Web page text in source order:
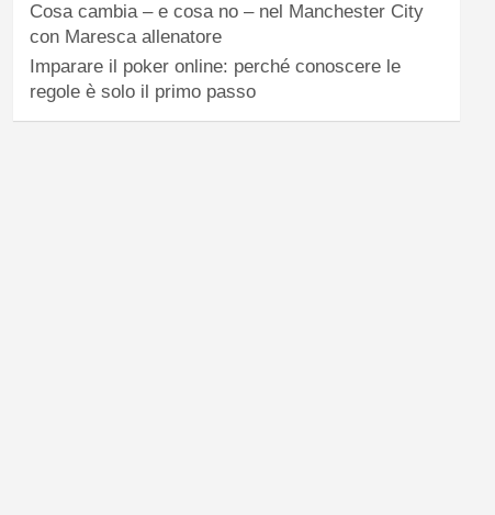
Cosa cambia – e cosa no – nel Manchester City
con Maresca allenatore
Imparare il poker online: perché conoscere le
regole è solo il primo passo